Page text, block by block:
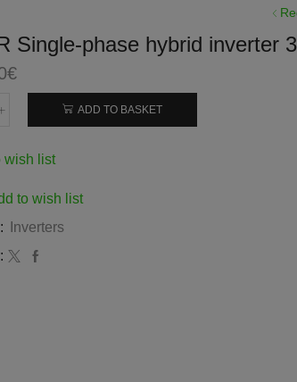
Single-phase hybrid inverter
€
ADD TO BASKET
wish list
to wish list
Inverters